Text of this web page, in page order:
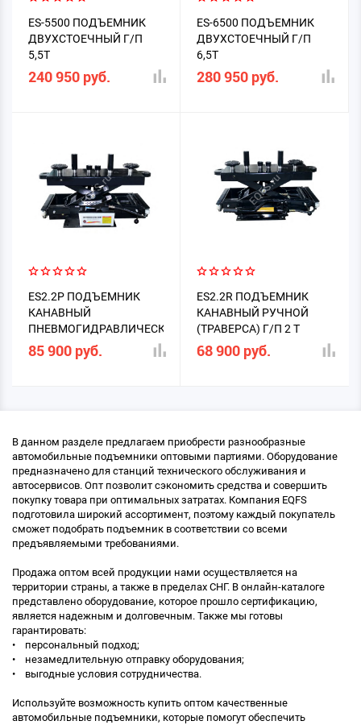
ES-5500 ПОДЪЕМНИК
ДВУХСТОЕЧНЫЙ Г/П
5,5Т
240 950 руб.
ES-6500 ПОДЪЕМНИК
ДВУХСТОЕЧНЫЙ Г/П
6,5Т
280 950 руб.
ES2.2P ПОДЪЕМНИК
КАНАВНЫЙ
ПНЕВМОГИДРАВЛИЧЕСКИЙ
Г/П 2Т
85 900 руб.
ES2.2R ПОДЪЕМНИК
КАНАВНЫЙ РУЧНОЙ
(ТРАВЕРСА) Г/П 2 Т
68 900 руб.
В данном разделе предлагаем приобрести разнообразные
автомобильные подъемники оптовыми партиями. Оборудование
предназначено для станций технического обслуживания и
автосервисов. Опт позволит сэкономить средства и совершить
покупку товара при оптимальных затратах. Компания EQFS
подготовила широкий ассортимент, поэтому каждый покупатель
сможет подобрать подъемник в соответствии со всеми
предъявляемыми требованиями.
Продажа оптом всей продукции нами осуществляется на
территории страны, а также в пределах СНГ. В онлайн-каталоге
представлено оборудование, которое прошло сертификацию,
является надежным и долговечным. Также мы готовы
гарантировать:
• персональный подход;
• незамедлительную отправку оборудования;
• выгодные условия сотрудничества.
Используйте возможность купить оптом качественные
автомобильные подъемники, которые помогут обеспечить